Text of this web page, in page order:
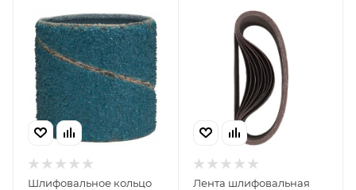
Шлифовальное кольцо
Лента шлифовальная